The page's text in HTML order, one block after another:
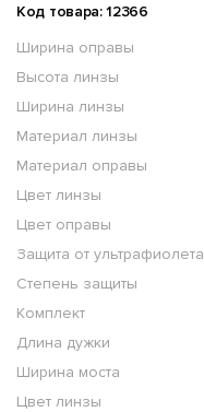
Код товара: 12366
Ширина оправы
Высота линзы
Ширина линзы
Материал линзы
Материал оправы
Цвет линзы
Цвет оправы
Защита от ультрафиолета
Степень защиты
Комплект
Длина дужки
Ширина моста
Цвет линзы